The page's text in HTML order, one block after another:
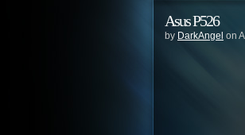
Asus P526
by DarkAngel on